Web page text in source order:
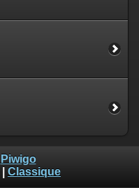
Piwigo
Classique